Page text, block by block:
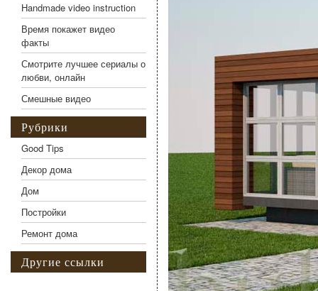
Handmade video instruction
Время покажет видео
факты
Смотрите лучшее сериалы о
любви, онлайн
Смешные видео
Рубрики
Good Tips
Декор дома
Дом
Постройки
Ремонт дома
Другие ссылки